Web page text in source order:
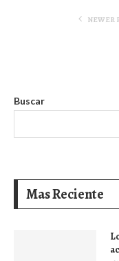
NEWER
Buscar
Mas Reciente